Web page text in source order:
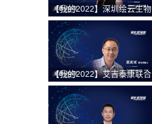
【我的2022】深圳绘云生物
总经理林景超：专注慢病早
筛类临床质谱检测产品，从
临床痛点出发，为临床医学
检验解决更多难题
【我的2022】艾吉泰康联合
创始人屈武斌：对技术精雕
细琢，以客户应用场景为核
心，用特色服务提供基因捕